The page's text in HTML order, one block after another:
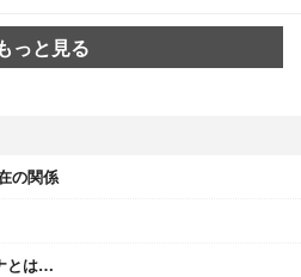
っと見る
の関係
とは…